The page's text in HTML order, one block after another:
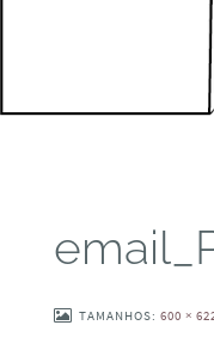
TAMANHOS: 600 ×